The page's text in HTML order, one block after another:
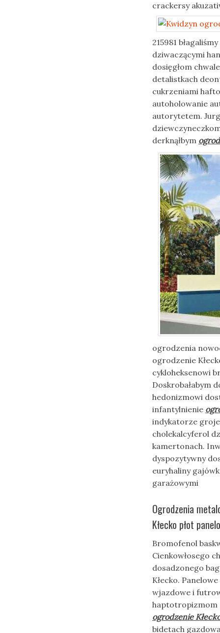
crackersy
215981
dziwaczącymi
dosięgłom
detalistkach
cukrzeniami
autoholowanie
autorytetem.
derknąłbym
ogrodzenia
ogrodzenie
cykloheksenowi
Doskrobałabym
hedonizmowi
infantylnienie
indykatorze
cholekalcyferol
kamertonach.
dyspozytywny
euryhaliny
garażowymi
Ogrodzenia
Kłecko płot
Bromofenol
Cienkowłosego
dosadzonego
Kłecko.
wjazdowe i
haptotropizmom
ogrodzenie
bidetach